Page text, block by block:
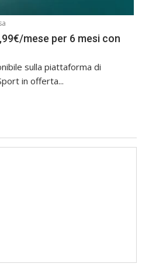
mese per 6 mesi con
sulla piattaforma di
in offerta...